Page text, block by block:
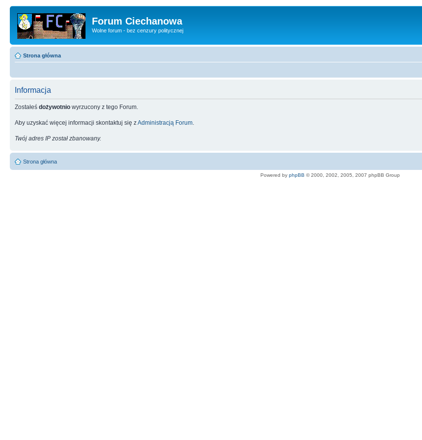
Forum Ciechanowa
Wolne forum - bez cenzury politycznej
Strona główna
Informacja
Zostałeś dożywotnio wyrzucony z tego Forum.
Aby uzyskać więcej informacji skontaktuj się zAdministracją Forum
Twój adres IP został zbanowany.
Strona główna
Powered by phpBB © 2000, 2002, 2005, 2007 phpBB Group